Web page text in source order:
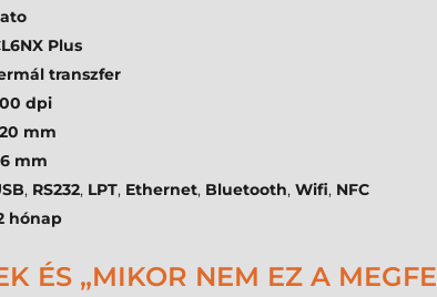
Plus
transzfer
dpi
mm
mm
, RS232, LPT, Ethernet, Bluetooth, Wifi, NFC
hónap
ÉS „MIKOR NEM EZ A